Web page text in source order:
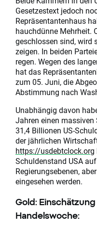
Gesetzestext jedoch
Repräsentantenhaus
hauchdünne Mehrheit.
geschlossen sind, wird
zeigen. In beiden
regen. Wegen des
hat das
zum 05. Juni, die
Abstimmung nach
Unabhängig davon
Jahren einen
31,4 Billionen US-
der jährlichen
https://usdebtclock.org
Schuldenstand USA
Regierungsebenen,
eingesehen werden.
Gold:
Handelswoche: